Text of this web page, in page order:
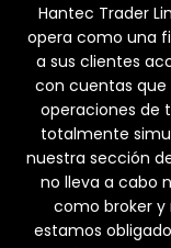
Hantec Trader
opera como una
a sus clientes
con cuentas que
operaciones de
totalmente
nuestra sección
no lleva a cabo
como broker y
estamos